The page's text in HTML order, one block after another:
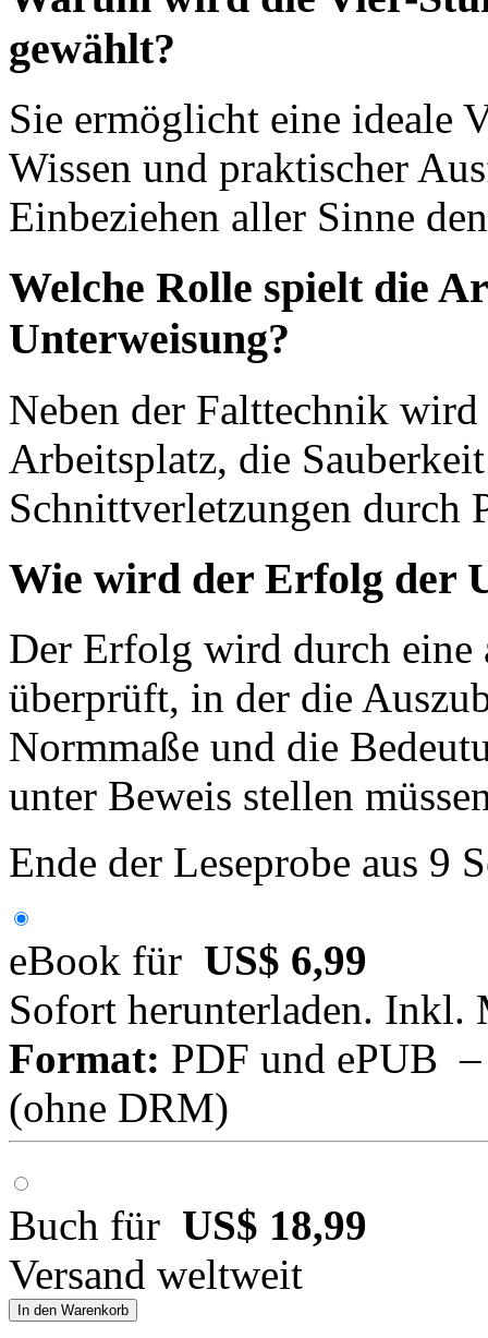
gewählt?
Sie ermöglicht eine ideale
Wissen und praktischer
Einbeziehen aller Sinne
Welche Rolle spielt die
Unterweisung?
Neben der Falttechnik
Arbeitsplatz, die
Schnittverletzungen durch
Wie wird der Erfolg der
Der Erfolg wird durch eine
überprüft, in der die
Normmaße und die
unter Beweis stellen
Ende der Leseprobe aus 9
eBook für US$ 6,99
Sofort herunterladen. Inkl.
Format: PDF und ePUB
(ohne DRM)
Buch für US$ 18,99
Versand weltweit
In den Warenkorb